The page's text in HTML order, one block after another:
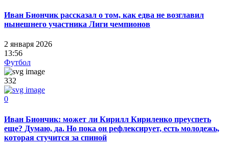
Иван Биончик рассказал о том, как едва не возглавил
нынешнего участника Лиги чемпионов
2 января 2026
13:56
Футбол
332
0
Иван Биончик: может ли Кирилл Кириленко преуспеть
еще? Думаю, да. Но пока он рефлексирует, есть молодежь,
которая стучится за спиной